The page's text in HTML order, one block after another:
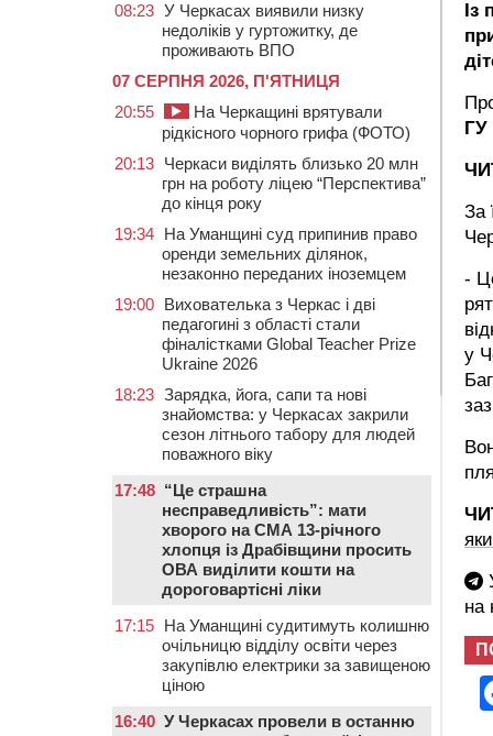
Із
ГУ
За
-
у
на
08:23 У Черкасах виявили низку
недоліків у гуртожитку, де
проживають ВПО
07 СЕРПНЯ 2026, П'ЯТНИЦЯ
20:55
На Черкащині врятували
рідкісного чорного грифа (ФОТО)
20:13 Черкаси виділять близько 20 млн
грн на роботу ліцею “Перспектива”
до кінця року
19:34 На Уманщині суд припинив право
оренди земельних ділянок,
незаконно переданих іноземцем
19:00 Вихователька з Черкас і дві
педагогині з області стали
фіналістками Global Teacher Prize
Ukraine 2026
18:23 Зарядка, йога, сапи та нові
знайомства: у Черкасах закрили
сезон літнього табору для людей
поважного віку
17:48 “Це страшна
несправедливість”: мати
хворого на СМА 13-річного
хлопця із Драбівщини просить
ОВА виділити кошти на
дороговартісні ліки
17:15 На Уманщині судитимуть колишню
очільницю відділу освіти через
закупівлю електрики за завищеною
ціною
16:40 У Черкасах провели в останню